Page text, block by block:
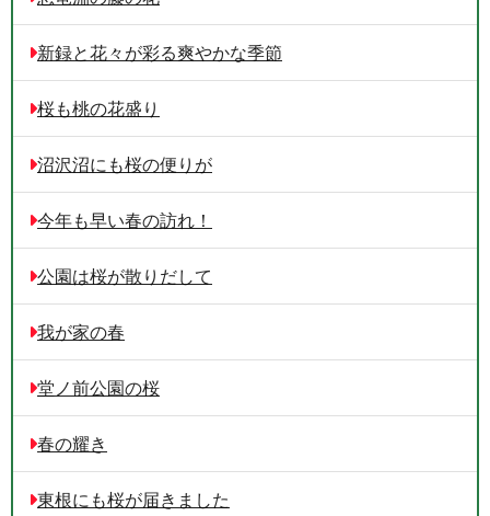
新録と花々が彩る爽やかな季節
桜も桃の花盛り
沼沢沼にも桜の便りが
今年も早い春の訪れ！
公園は桜が散りだして
我が家の春
堂ノ前公園の桜
春の耀き
東根にも桜が届きました